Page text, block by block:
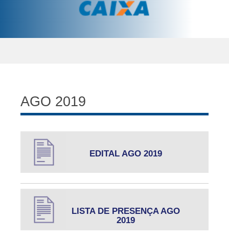
AGO 2019
EDITAL AGO 2019
LISTA DE PRESENÇA AGO
2019